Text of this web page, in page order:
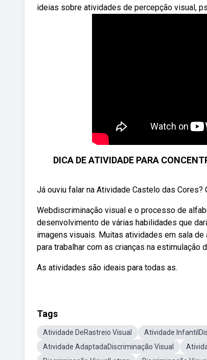
ideias sobre atividades de percepção visual,
DICA DE ATIVIDADE PARA
Já ouviu falar na Atividade Castelo das
Webdiscriminação visual e o processo de
desenvolvimento de várias habilidades que
imagens visuais. Muitas atividades em sala
para trabalhar com as crianças na estimulação
As atividades são ideais para todas as.
Tags
Atividade DeRastreio Visual Atividade
Atividade AdaptadaDiscriminação Visual